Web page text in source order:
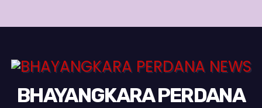
BHAYANGKARA PERDANA